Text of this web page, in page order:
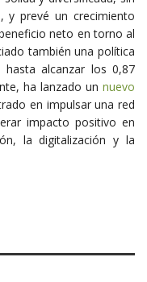
y prevé un crecimiento
neto en torno al
también una política
hasta alcanzar los 0,87
ha lanzado un nuevo
en impulsar una red
impacto positivo en
la digitalización y la